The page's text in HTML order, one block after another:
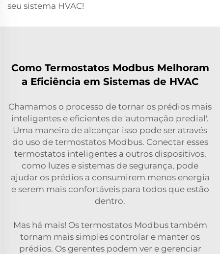
seu sistema HVAC!
Como Termostatos Modbus Melhoram
a Eficiência em Sistemas de HVAC
Chamamos o processo de tornar os prédios mais
inteligentes e eficientes de 'automação predial'.
Uma maneira de alcançar isso pode ser através
do uso de termostatos Modbus. Conectar esses
termostatos inteligentes a outros dispositivos,
como luzes e sistemas de segurança, pode
ajudar os prédios a consumirem menos energia
e serem mais confortáveis para todos que estão
dentro.
Mas há mais! Os termostatos Modbus também
tornam mais simples controlar e manter os
prédios. Os gerentes podem ver e gerenciar